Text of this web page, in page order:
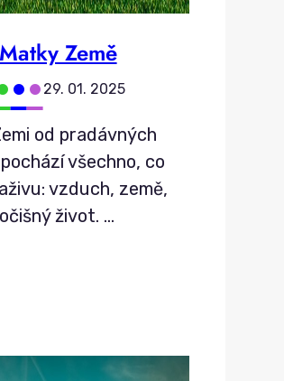
Země
•• 29. 01. 2025
od pradávných
všechno, co
vzduch, země,
život. …